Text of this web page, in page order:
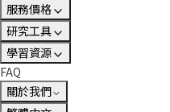
服務價格
研究工具
學習資源
FAQ
關於我們